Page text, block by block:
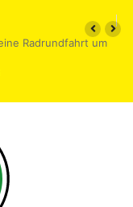
Radrundfahrt um